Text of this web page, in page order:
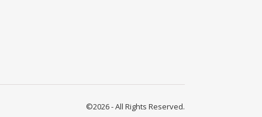
©2026 - All Rights Reserved.